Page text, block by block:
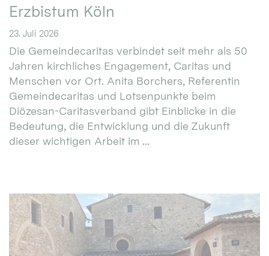
Erzbistum Köln
23. Juli 2026
Die Gemeindecaritas verbindet seit mehr als 50
Jahren kirchliches Engagement, Caritas und
Menschen vor Ort. Anita Borchers, Referentin
Gemeindecaritas und Lotsenpunkte beim
Diözesan-Caritasverband gibt Einblicke in die
Bedeutung, die Entwicklung und die Zukunft
dieser wichtigen Arbeit im ...